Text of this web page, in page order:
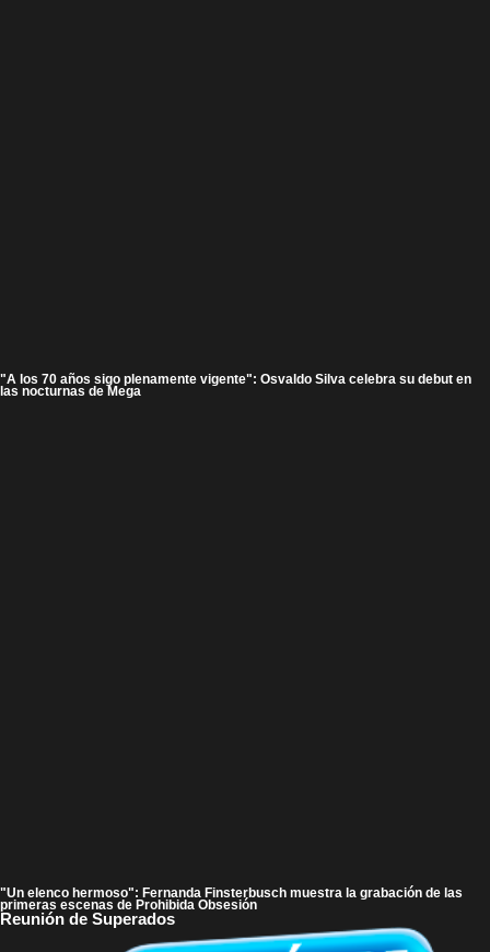
"A los 70 años sigo plenamente vigente": Osvaldo Silva celebra su debut en
las nocturnas de Mega
"Un elenco hermoso": Fernanda Finsterbusch muestra la grabación de las
primeras escenas de Prohibida Obsesión
Reunión de Superados